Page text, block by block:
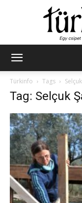
Türkinfo
Tags
Tag: Selçuk